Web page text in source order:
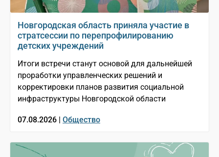
Новгородская область приняла участие в
стратсессии по перепрофилированию
детских учреждений
Итоги встречи станут основой для дальнейшей
проработки управленческих решений и
корректировки планов развития социальной
инфраструктуры Новгородской области
07.08.2026 | Общество